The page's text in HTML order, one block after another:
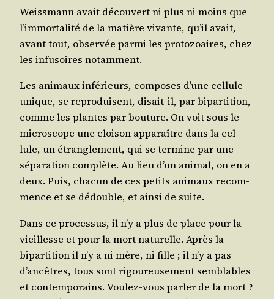
Weiss­mann avait décou­vert ni plus ni moins que
l’immortalité de la matière vivante, qu’il avait,
avant tout, obser­vée par­mi les pro­to­zoaires, chez
les infu­soires notamment.
Les ani­maux infé­rieurs, com­poses d’une cel­lule
unique, se repro­duisent, disait-il, par bipar­ti­tion,
comme les plantes par bou­ture. On voit sous le
micro­scope une cloi­son appa­raître dans la cel­
lule, un étran­gle­ment, qui se ter­mine par une
sépa­ra­tion com­plète. Au lieu d’un ani­mal, on en a
deux. Puis, cha­cun de ces petits ani­maux recom­
mence et se dédouble, et ain­si de suite.
Dans ce pro­ces­sus, il n’y a plus de place pour la
vieillesse et pour la mort natu­relle. Après la
bipar­ti­tion il n’y a ni mère, ni fille ; il n’y a pas
d’ancêtres, tous sont rigou­reu­se­ment sem­blables
et contem­po­rains. Vou­lez-vous par­ler de la mort ?